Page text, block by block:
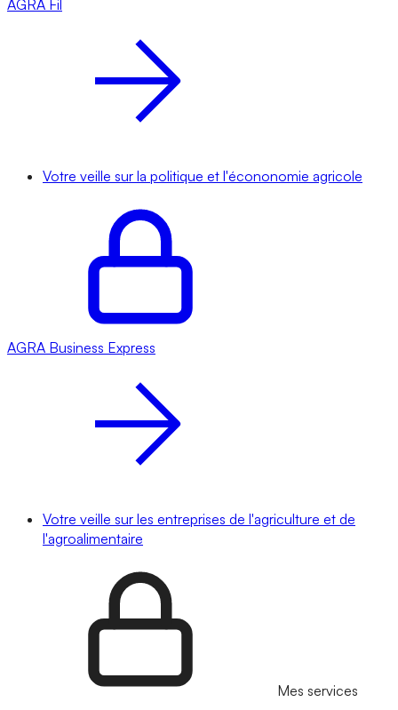
AGRA Fil
Votre veille sur la politique et l'écononomie agricole
AGRA Business Express
Votre veille sur les entreprises de l'agriculture et de
l'agroalimentaire
Mes services